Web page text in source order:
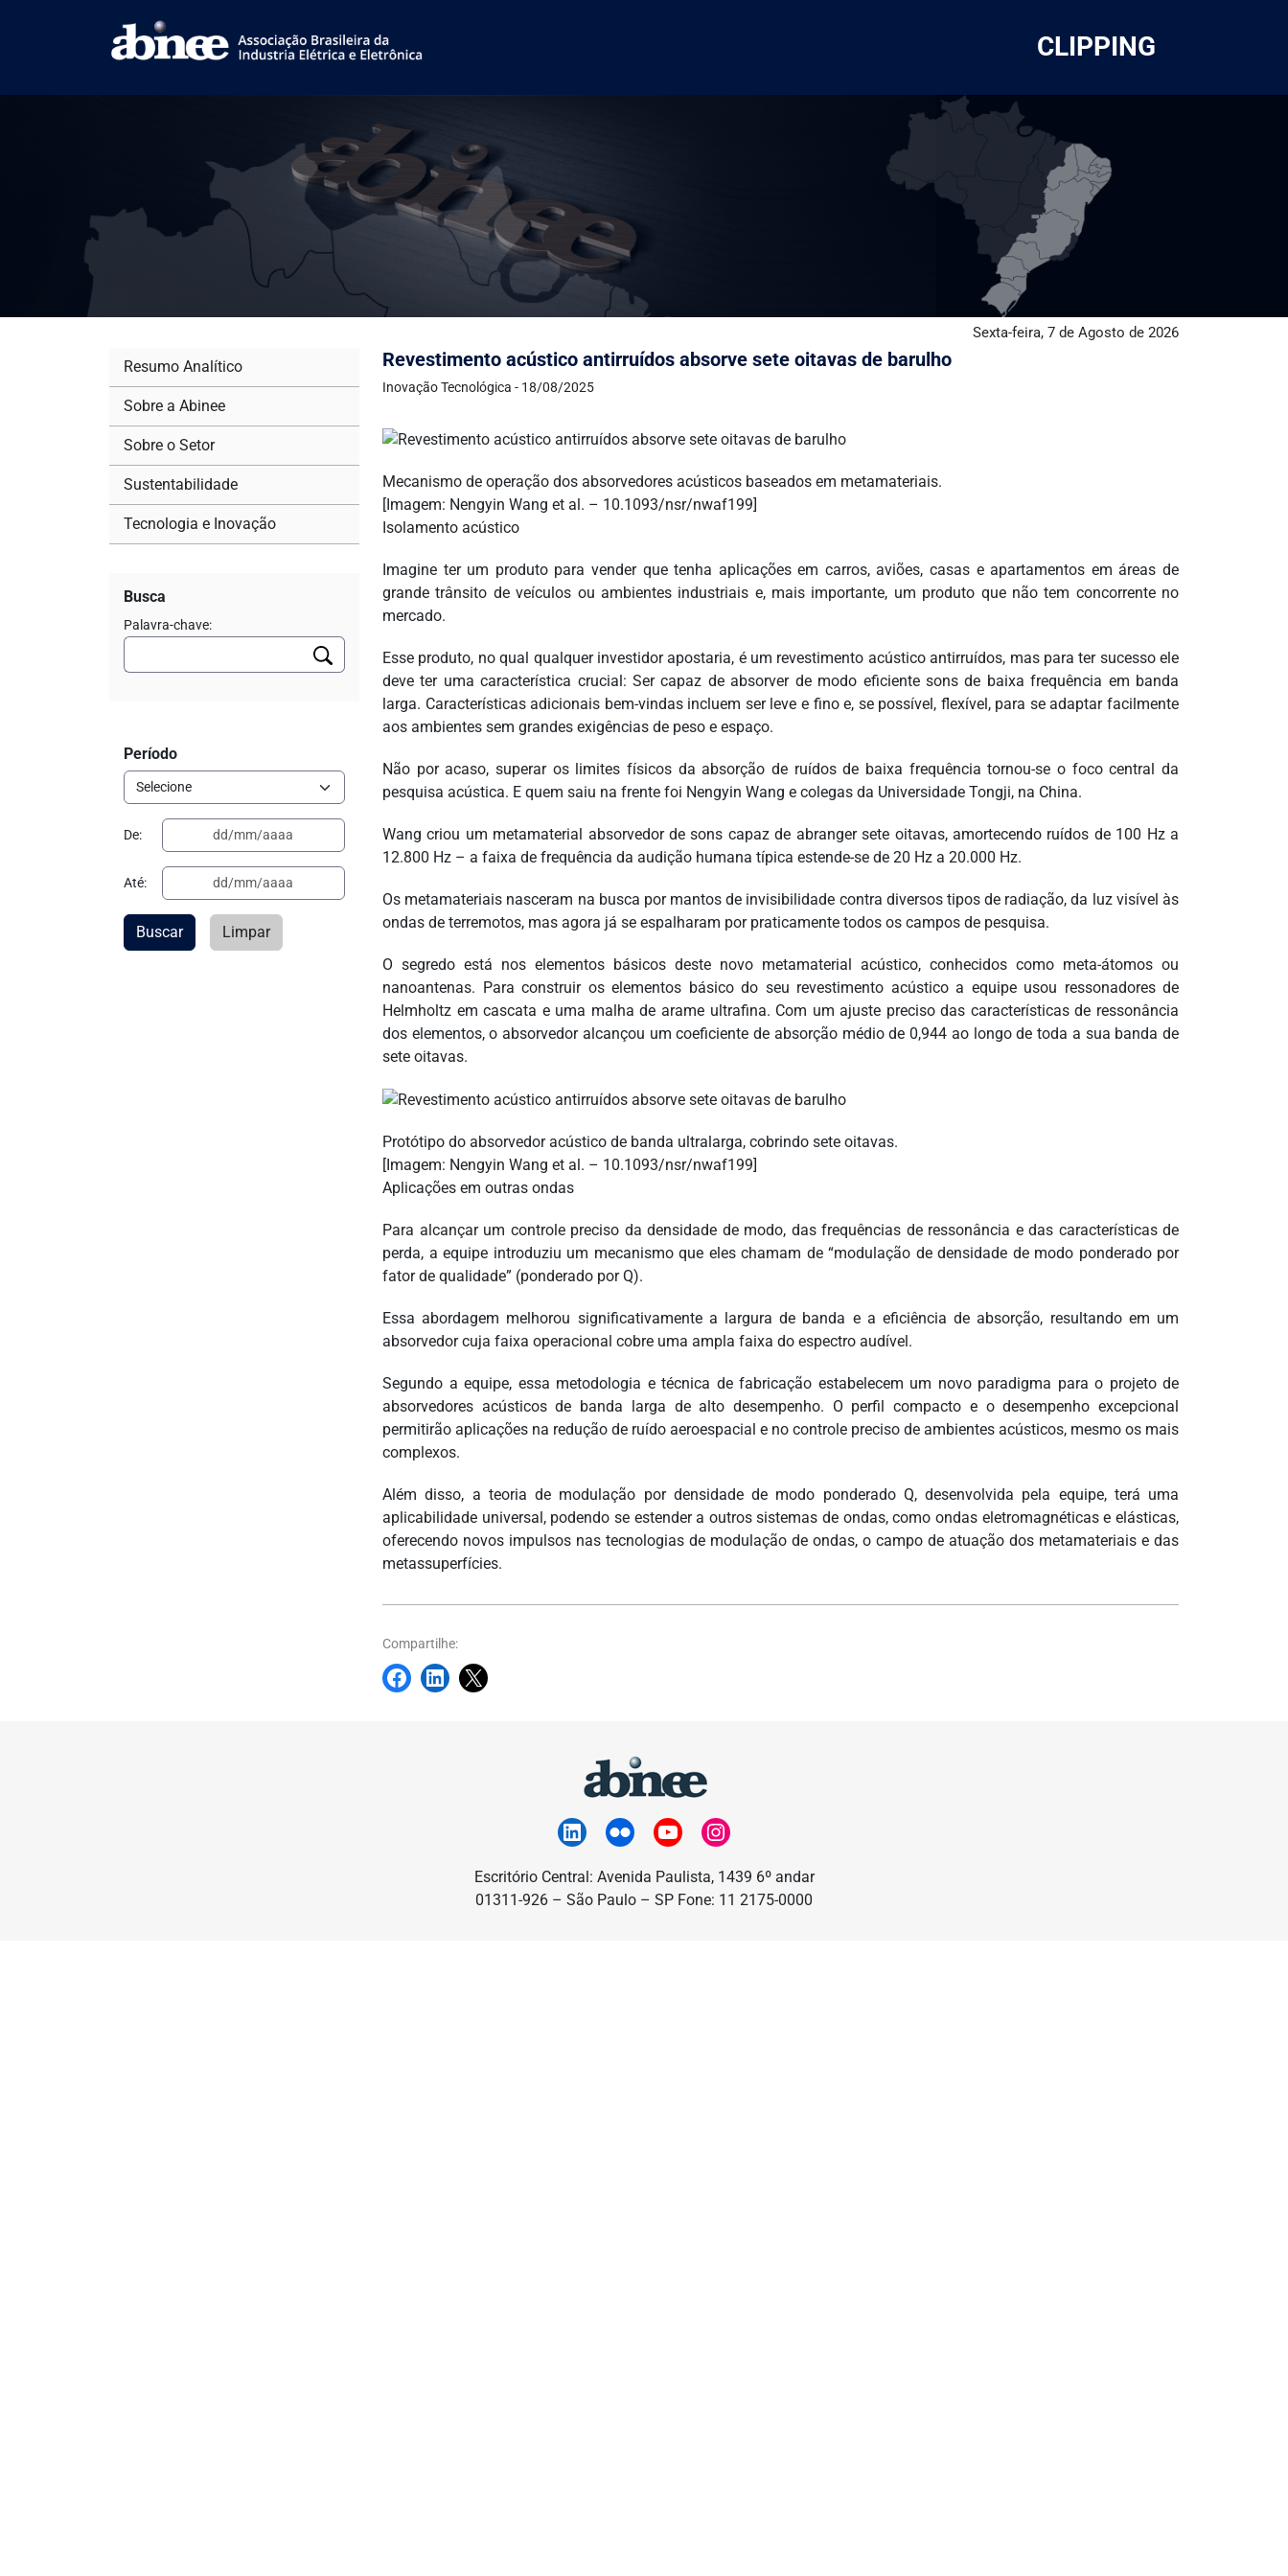
CLIPPING
Sexta-feira, 7 de Agosto de 2026
Revestimento acústico antirruídos absorve sete oitavas de barulho
Inovação Tecnológica - 18/08/2025
Mecanismo de operação dos absorvedores acústicos baseados em metamateriais.
[Imagem: Nengyin Wang et al. – 10.1093/nsr/nwaf199]
Isolamento acústico
Imagine ter um produto para vender que tenha aplicações em carros, aviões, casas e apartamentos em áreas de
grande trânsito de veículos ou ambientes industriais e, mais importante, um produto que não tem concorrente no
mercado.
Esse produto, no qual qualquer investidor apostaria, é um revestimento acústico antirruídos, mas para ter sucesso ele
deve ter uma característica crucial: Ser capaz de absorver de modo eficiente sons de baixa frequência em banda
larga. Características adicionais bem-vindas incluem ser leve e fino e, se possível, flexível, para se adaptar facilmente
aos ambientes sem grandes exigências de peso e espaço.
Não por acaso, superar os limites físicos da absorção de ruídos de baixa frequência tornou-se o foco central da
pesquisa acústica. E quem saiu na frente foi Nengyin Wang e colegas da Universidade Tongji, na China.
Wang criou um metamaterial absorvedor de sons capaz de abranger sete oitavas, amortecendo ruídos de 100 Hz a
12.800 Hz – a faixa de frequência da audição humana típica estende-se de 20 Hz a 20.000 Hz.
Os metamateriais nasceram na busca por mantos de invisibilidade contra diversos tipos de radiação, da luz visível às
ondas de terremotos, mas agora já se espalharam por praticamente todos os campos de pesquisa.
O segredo está nos elementos básicos deste novo metamaterial acústico, conhecidos como meta-átomos ou
nanoantenas. Para construir os elementos básico do seu revestimento acústico a equipe usou ressonadores de
Helmholtz em cascata e uma malha de arame ultrafina. Com um ajuste preciso das características de ressonância
dos elementos, o absorvedor alcançou um coeficiente de absorção médio de 0,944 ao longo de toda a sua banda de
sete oitavas.
Protótipo do absorvedor acústico de banda ultralarga, cobrindo sete oitavas.
[Imagem: Nengyin Wang et al. – 10.1093/nsr/nwaf199]
Aplicações em outras ondas
Para alcançar um controle preciso da densidade de modo, das frequências de ressonância e das características de
perda, a equipe introduziu um mecanismo que eles chamam de “modulação de densidade de modo ponderado por
fator de qualidade” (ponderado por Q).
Essa abordagem melhorou significativamente a largura de banda e a eficiência de absorção, resultando em um
absorvedor cuja faixa operacional cobre uma ampla faixa do espectro audível.
Segundo a equipe, essa metodologia e técnica de fabricação estabelecem um novo paradigma para o projeto de
absorvedores acústicos de banda larga de alto desempenho. O perfil compacto e o desempenho excepcional
permitirão aplicações na redução de ruído aeroespacial e no controle preciso de ambientes acústicos, mesmo os mais
complexos.
Além disso, a teoria de modulação por densidade de modo ponderado Q, desenvolvida pela equipe, terá uma
aplicabilidade universal, podendo se estender a outros sistemas de ondas, como ondas eletromagnéticas e elásticas,
oferecendo novos impulsos nas tecnologias de modulação de ondas, o campo de atuação dos metamateriais e das
metassuperfícies.
Compartilhe:
Resumo Analítico
Sobre a Abinee
Sobre o Setor
Sustentabilidade
Tecnologia e Inovação
Busca
Palavra-chave:
Período
De:
Até:
Buscar Limpar
Escritório Central: Avenida Paulista, 1439 6º andar
01311-926 – São Paulo – SP Fone: 11 2175-0000